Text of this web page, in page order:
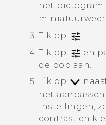
het pictogram
Tik op
Tik op
en
de pop aan.
Tik op
het
instellingen,
contrast en